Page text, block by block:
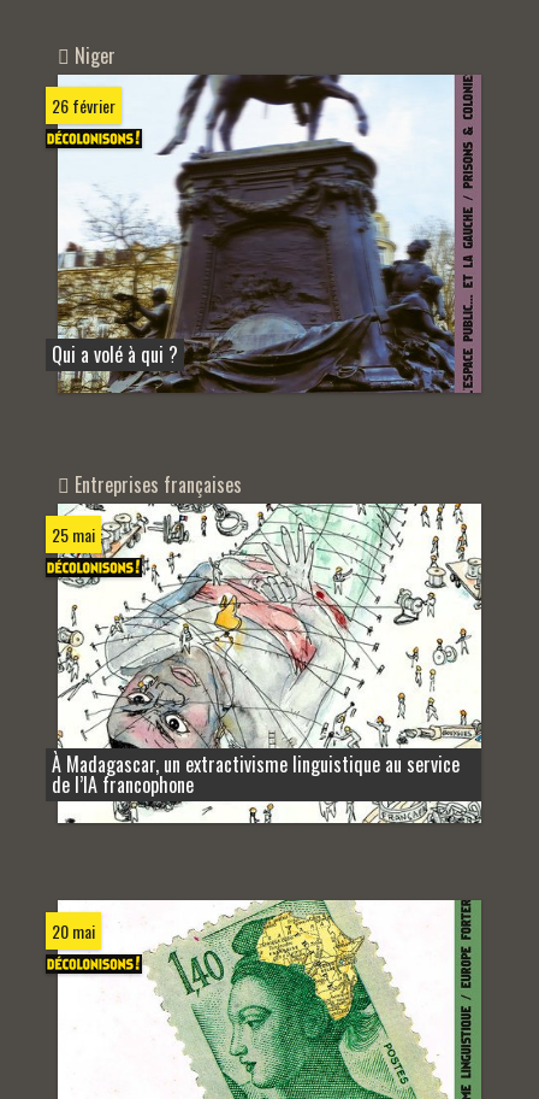
Niger
26 février
Qui a volé à qui ?
Entreprises françaises
25 mai
À Madagascar, un extractivisme linguistique au service
de l’IA francophone
20 mai